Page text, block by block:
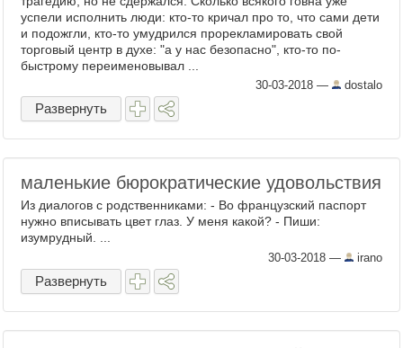
успели исполнить люди: кто-то кричал про то, что сами дети
и подожгли, кто-то умудрился прорекламировать свой
торговый центр в духе: "а у нас безопасно", кто-то по-
быстрому переименовывал ...
30-03-2018 — dostalo
Развернуть
маленькие бюрократические удовольствия
Из диалогов с родственниками: - Во французский паспорт
нужно вписывать цвет глаз. У меня какой? - Пиши:
изумрудный. ...
30-03-2018 — irano
Развернуть